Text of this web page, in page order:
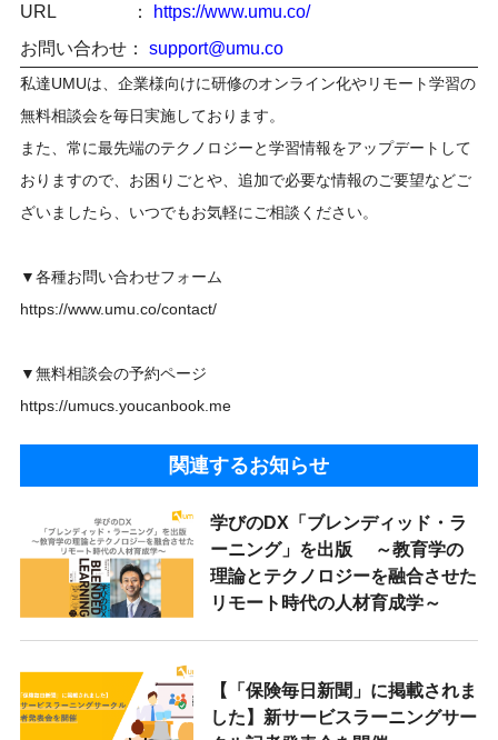
URL ：
https://www.umu.co/
お問い合わせ： support@umu.co
私達UMUは、企業様向けに研修のオンライン化やリモート学習の
無料相談会を毎日実施しております。
また、常に最先端のテクノロジーと学習情報をアップデートして
おりますので、お困りごとや、追加で必要な情報のご要望などご
ざいましたら、いつでもお気軽にご相談ください。
▼各種お問い合わせフォーム
https://www.umu.co/contact/
▼無料相談会の予約ページ
https://umucs.youcanbook.me
関連するお知らせ
学びのDX「ブレンディッド・ラ
ーニング」を出版 ～教育学の
理論とテクノロジーを融合させた
リモート時代の人材育成学～
【「保険毎日新聞」に掲載されま
した】新サービスラーニングサー